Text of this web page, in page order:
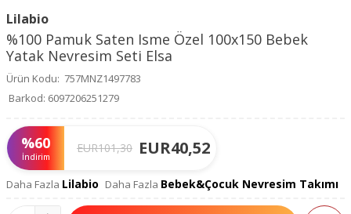
Lilabio
%100 Pamuk Saten Isme Özel 100x150 Bebek
Yatak Nevresim Seti Elsa
Ürün Kodu: 757MNZ1497783
Barkod: 6097206251279
%60
İndirim
EUR101,30 EUR40,52
Daha Fazla Lilabio Daha Fazla Bebek&Çocuk Nevresim Takımı